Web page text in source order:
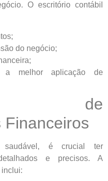
O escritório contábil
do negócio;
a melhor aplicação de
de
Financeiros
saudável, é crucial ter
e precisos. A